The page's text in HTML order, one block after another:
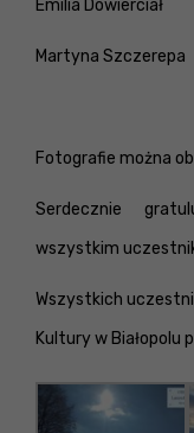
Emilia Dowierciał
Martyna Szczerepa
Fotografie można
Serdecznie
wszystkim
Wszystkich
Kultury w Białopolu